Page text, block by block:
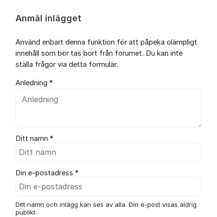
Anmäl inlägget
Använd enbart denna funktion för att påpeka olämpligt
innehåll som bör tas bort från forumet. Du kan inte
ställa frågor via detta formulär.
Anledning *
Ditt namn *
Din e-postadress *
Ditt namn och inlägg kan ses av alla. Din e-post visas aldrig
publikt.